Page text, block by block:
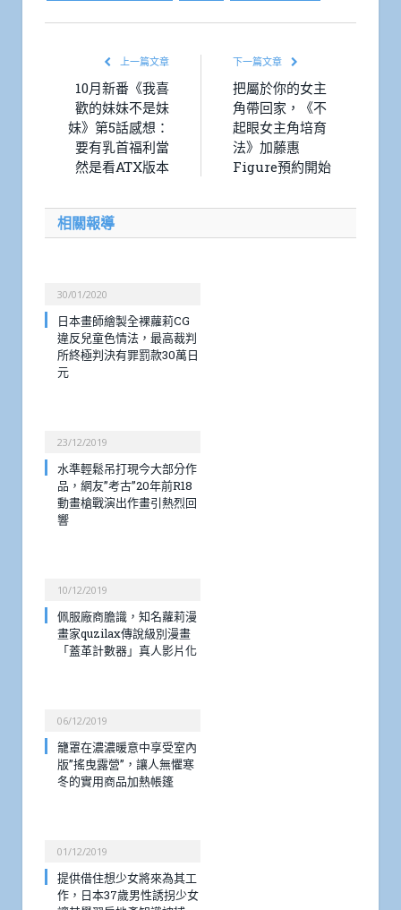
上一篇文章
10月新番《我喜
歡的妹妹不是妹
妹》第5話感想：
要有乳首福利當
然是看ATX版本
下一篇文章
把屬於你的女主
角帶回家，《不
起眼女主角培育
法》加藤惠
Figure預約開始
相關報導
30/01/2020
日本畫師繪製全裸蘿莉CG
違反兒童色情法，最高裁判
所終極判決有罪罰款30萬日
元
23/12/2019
水準輕鬆吊打現今大部分作
品，網友”考古”20年前R18
動畫槍戰演出作畫引熱烈回
響
10/12/2019
佩服廠商膽識，知名蘿莉漫
畫家quzilax傳說級別漫畫
「蓋革計數器」真人影片化
06/12/2019
籠罩在濃濃暖意中享受室內
版”搖曳露營”，讓人無懼寒
冬的實用商品加熱帳篷
01/12/2019
提供借住想少女將來為其工
作，日本37歲男性誘拐少女